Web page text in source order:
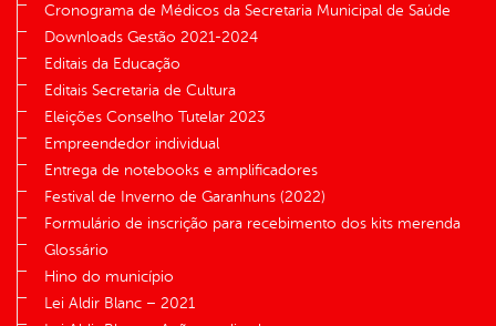
Cronograma de Médicos da Secretaria Municipal de Saúde
Downloads Gestão 2021-2024
Editais da Educação
Editais Secretaria de Cultura
Eleições Conselho Tutelar 2023
Empreendedor individual
Entrega de notebooks e amplificadores
Festival de Inverno de Garanhuns (2022)
Formulário de inscrição para recebimento dos kits merenda
Glossário
Hino do município
Lei Aldir Blanc – 2021